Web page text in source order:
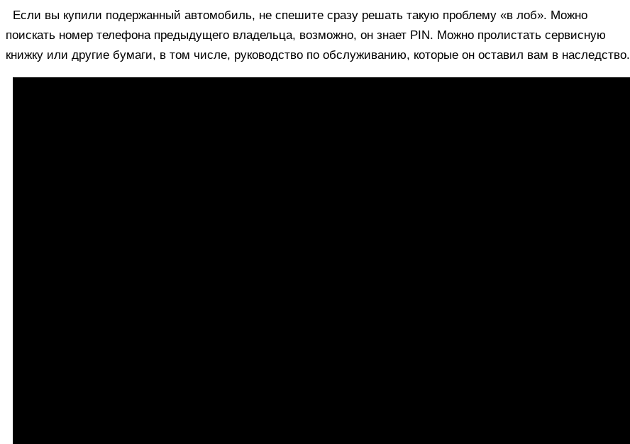
Если вы купили подержанный автомобиль, не спешите сразу решать такую проблему «в лоб». Можно
поискать номер телефона предыдущего владельца, возможно, он знает PIN. Можно пролистать сервисную
книжку или другие бумаги, в том числе, руководство по обслуживанию, которые он оставил вам в наследство.